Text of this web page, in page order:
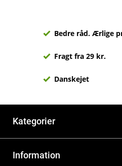
Bedre råd. Ærlige
Fragt fra 29 kr.
Danskejet
Kategorier
Information